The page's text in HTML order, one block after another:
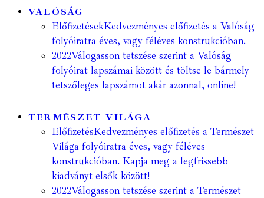
VALÓSÁG
ElőfizetésekKedvezményes előfizetés a Valóság
folyóiratra éves, vagy féléves konstrukcióban.
2022Válogasson tetszése szerint a Valóság
folyóirat lapszámai között és töltse le bármely
tetszőleges lapszámot akár azonnal, online!
TERMÉSZET VILÁGA
ElőfizetésKedvezményes előfizetés a Természet
Világa folyóiratra éves, vagy féléves
konstrukcióban. Kapja meg a legfrissebb
kiadványt elsők között!
2022Válogasson tetszése szerint a Természet